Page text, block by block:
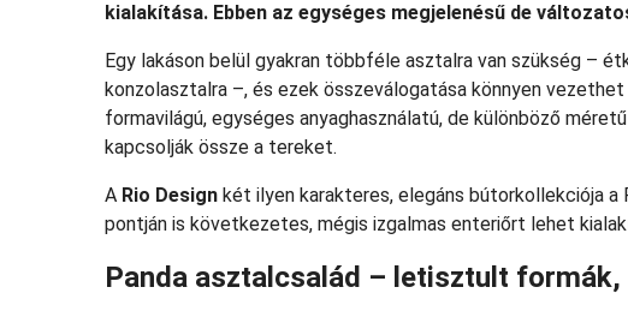
kialakítása. Ebben az egységes megjelenésű de
Egy lakáson belül gyakran többféle asztalra van szükség –
konzolasztalra –, és ezek összeválogatása könnyen
formavilágú, egységes anyaghasználatú, de különböző
kapcsolják össze a tereket.
A Rio Design két ilyen karakteres, elegáns bútorkollekciója a
pontján is következetes, mégis izgalmas enteriőrt lehet
Panda asztalcsalád – letisztult